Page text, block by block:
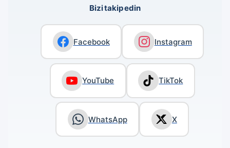
Bizi takip edin
Facebook Instagram
YouTube TikTok
WhatsApp X